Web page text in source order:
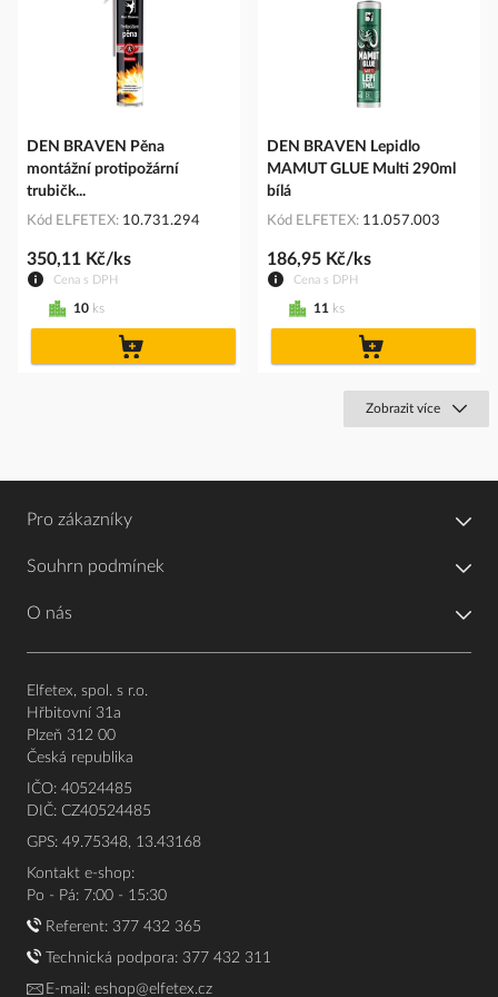
DEN BRAVEN Pěna
montážní protipožární
trubičk...
Kód ELFETEX 10.731.294
Cena s DPH
350,11 Kč/ks
10 ks
DEN BRAVEN Lepidlo
MAMUT GLUE Multi 290ml
bílá
Kód ELFETEX 11.057.003
Cena s DPH
186,95 Kč/ks
11 ks
Zobrazit více
Pro zákazníky
Souhrn podmínek
O nás
Elfetex, spol. s r.o.
Hřbitovní 31a
Plzeň 312 00
Česká republika
IČO: 40524485
DIČ: CZ40524485
GPS: 49.75348, 13.43168
Kontakt e-shop:
Po - Pá: 7:00 - 15:30
Referent: 377 432 365
Technická podpora: 377 432 311
E-mail: eshop@elfetex.cz